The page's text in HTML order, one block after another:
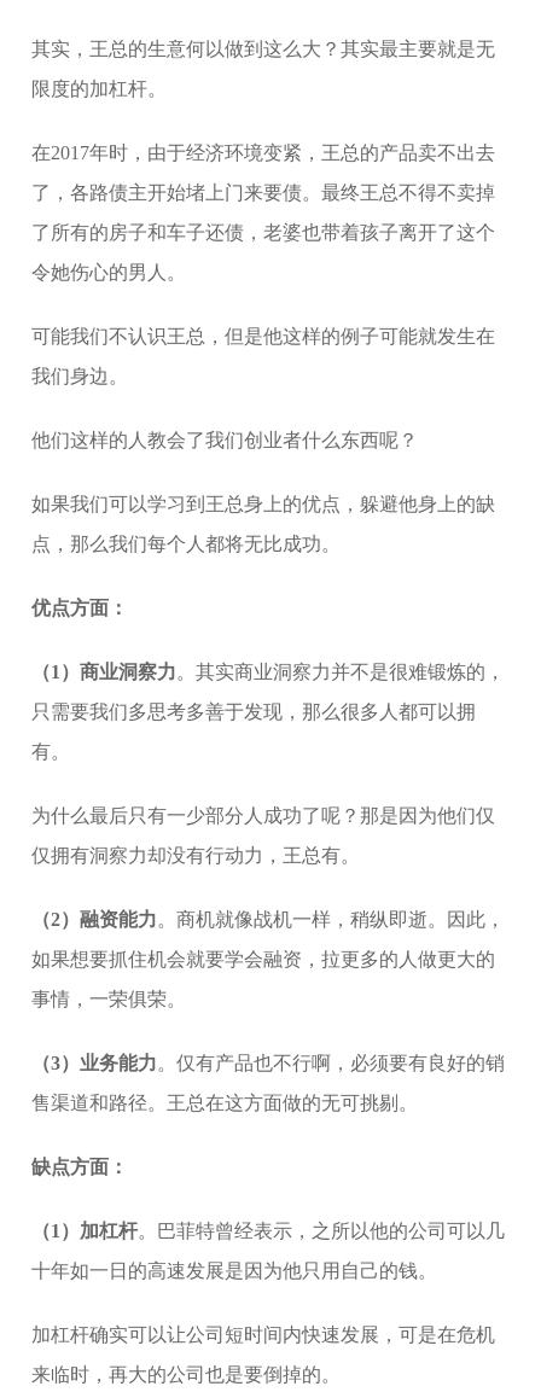
其实，王总的生意何以做到这么大？其实最主要就是无
限度的加杠杆。
在2017年时，由于经济环境变紧，王总的产品卖不出去
了，各路债主开始堵上门来要债。最终王总不得不卖掉
了所有的房子和车子还债，老婆也带着孩子离开了这个
令她伤心的男人。
可能我们不认识王总，但是他这样的例子可能就发生在
我们身边。
他们这样的人教会了我们创业者什么东西呢？
如果我们可以学习到王总身上的优点，躲避他身上的缺
点，那么我们每个人都将无比成功。
优点方面：
（1）商业洞察力。其实商业洞察力并不是很难锻炼的，
只需要我们多思考多善于发现，那么很多人都可以拥
有。
为什么最后只有一少部分人成功了呢？那是因为他们仅
仅拥有洞察力却没有行动力，王总有。
（2）融资能力。商机就像战机一样，稍纵即逝。因此，
如果想要抓住机会就要学会融资，拉更多的人做更大的
事情，一荣俱荣。
（3）业务能力。仅有产品也不行啊，必须要有良好的销
售渠道和路径。王总在这方面做的无可挑剔。
缺点方面：
（1）加杠杆。巴菲特曾经表示，之所以他的公司可以几
十年如一日的高速发展是因为他只用自己的钱。
加杠杆确实可以让公司短时间内快速发展，可是在危机
来临时，再大的公司也是要倒掉的。